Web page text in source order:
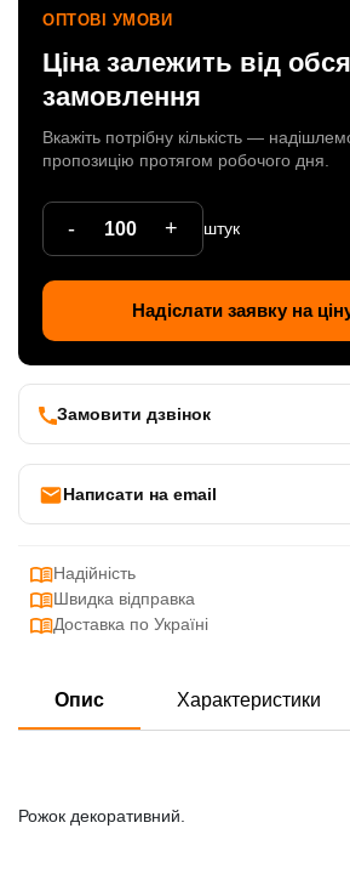
ОПТОВІ УМОВИ
Ціна залежить від
замовлення
Вкажіть потрібну кількість —
пропозицію протягом робочого дня.
- + штук
Надіслати заявку на
Замовити дзвінок
Написати на email
Надійність
Швидка відправка
Доставка по Україні
Опис Характеристики
Рожок декоративний.
Кабельна продукція
Елементи кріплення
Керамічні вироби
Литі елементи
Металеві вироби